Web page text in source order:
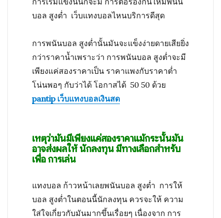
บอล สูงต่ำ เว็บแทงบอลไหนบริการดีสุด
การพนันบอล สูงต่ำนั้นมันจะแข็งง่ายดายเสียยิ่ง
กว่าราคาน้ำเพราะว่า การพนันบอล สูงต่ำจะมี
เพียงแค่สองราคาเป็น ราคาแพงกับราคาต่ำ
โน่นพอๆ กับว่าได้ โอกาสได้ 50 50 ด้วย
pantip เว็บแทงบอลเงินสด
เหตุว่ามันมีเพียงแค่สองราคาแม้กระนั้นมัน
อาจส่งผลให้ นักลงทุน มีทางเลือกสำหรับ
เพื่อ การเล่น
แทงบอล ก้าวหน้าเลยพนันบอล สูงต่ำ การให้
บอล สูงต่ำในตอนนี้นักลงทุน ควรจะให้ ความ
ใส่ใจเกี่ยวกับมันมากขึ้นเรื่อยๆ เนื่องจาก การ